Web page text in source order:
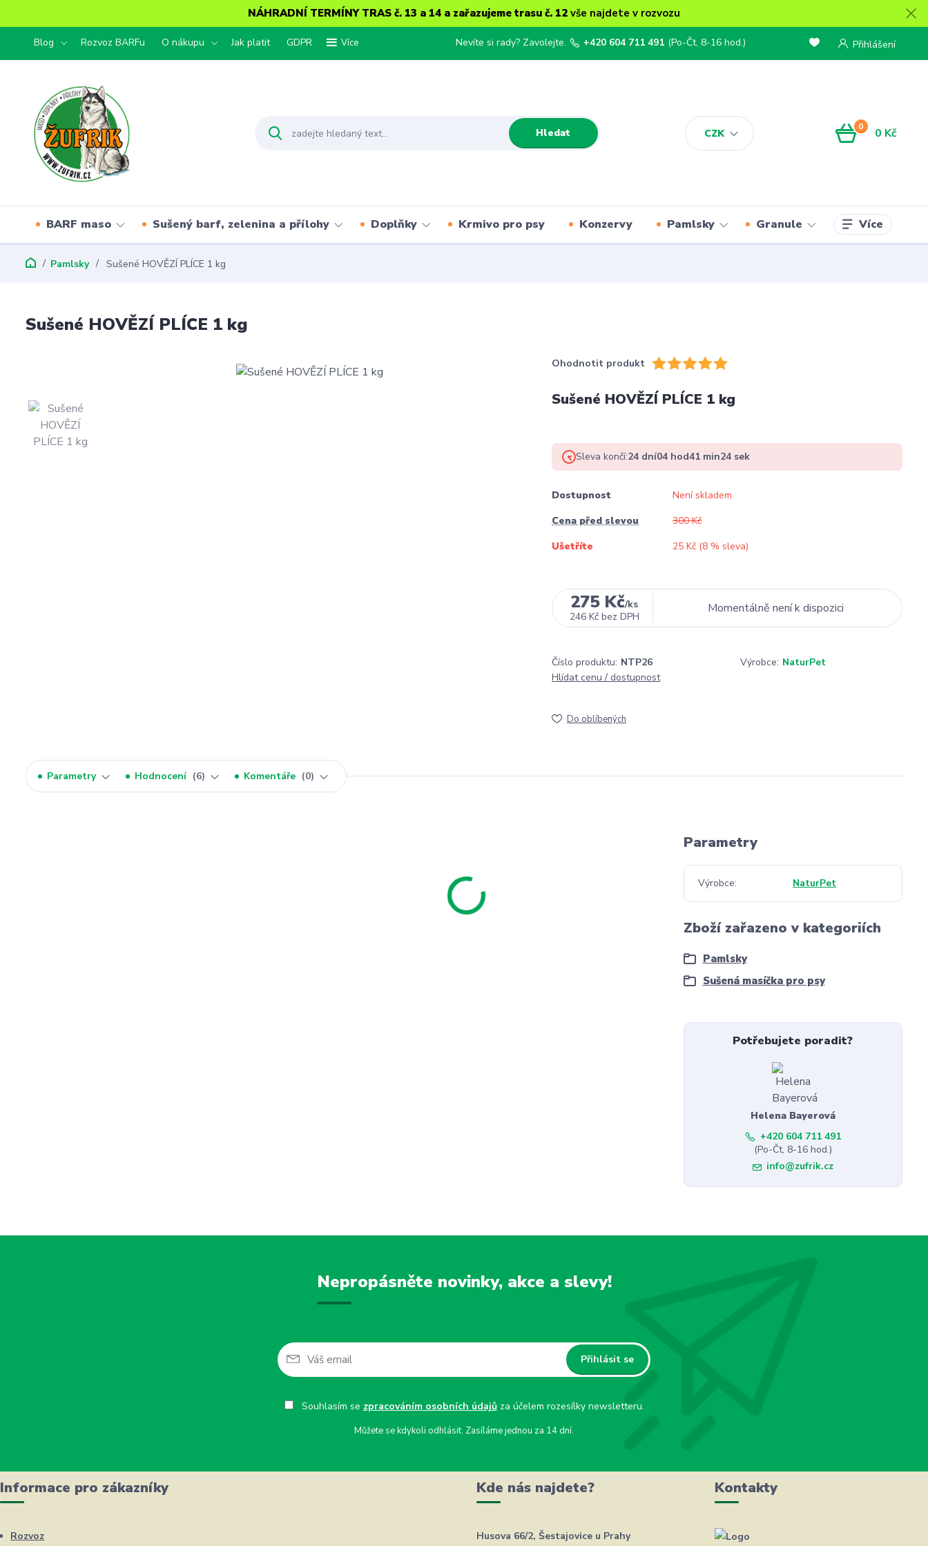
NÁHRADNÍ TERMÍNY TRAS č. 13 a 14 a zařazujeme trasu č. 12 vše najdete v rozvozu
Blog Rozvoz BARFu O nákupu Jak platit GDPR Více
CZK
Přihlášení
Hledat
Nevíte si rady? Zavolejte. +420 604 711 491 (Po-Čt, 8-16 hod.)
0 0 Kč
BARF maso Sušený barf, zelenina a přílohy Doplňky Krmivo pro psy Konzervy Pamlsky Granule Více
Pamlsky Sušené HOVĚZÍ PLÍCE 1 kg
Sušené HOVĚZÍ PLÍCE 1 kg
Ohodnotit produkt
Sušené HOVĚZÍ PLÍCE 1 kg
Sleva končí:24 dní04 hod41 min24 sek
Dostupnost
Není skladem
Cena před slevou
300 Kč
Ušetříte
25 Kč (8 % sleva)
275 Kč/ks
246 Kč bez DPH
Momentálně není k dispozici
Číslo produktu: NTP26 Výrobce: NaturPet
Hlídat cenu / dostupnost
Do oblíbených
Parametry Hodnocení 6 Komentáře 0
Parametry
Výrobce NaturPet
Zboží zařazeno v kategoriích
Pamlsky
Sušená masíčka pro psy
Potřebujete poradit?
Helena Bayerová
+420 604 711 491
(Po-Čt, 8-16 hod.)
info@zufrik.cz
Nepropásněte novinky, akce a slevy!
Přihlásit se
Souhlasím se zpracováním osobních údajůza účelem rozesílky newsletteru.
Můžete se kdykoli odhlásit. Zasíláme jednou za 14 dní.
Informace pro zákazníky
Rozvoz
Kde nás najdete?
Husova 66/2, Šestajovice u Prahy
Kontakty